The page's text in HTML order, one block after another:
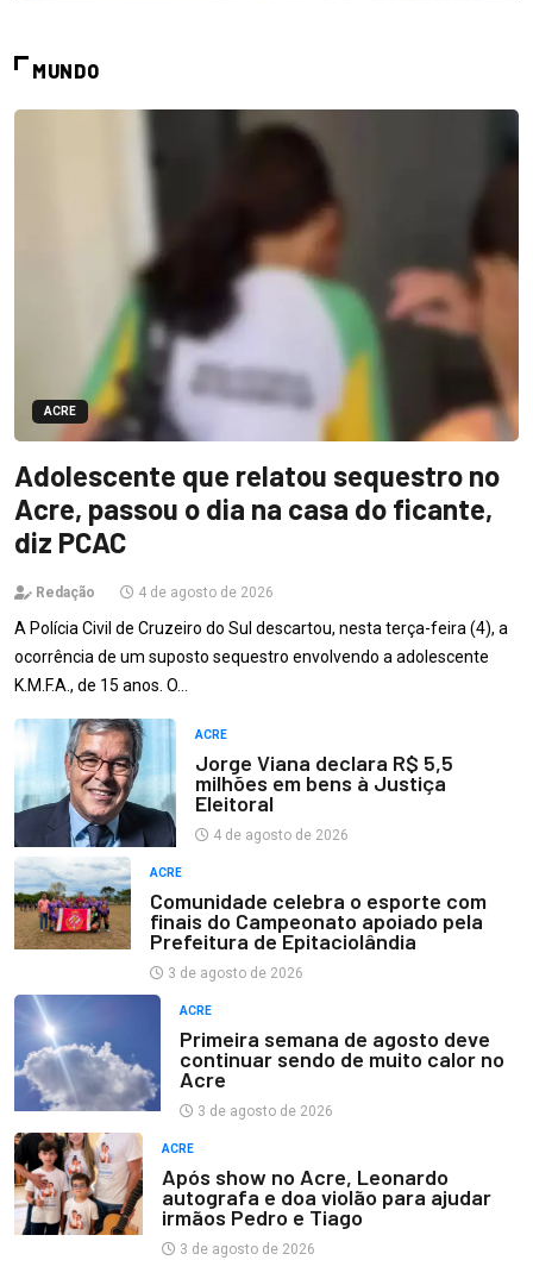
MUNDO
ACRE
Adolescente que relatou sequestro no
Acre, passou o dia na casa do ficante,
diz PCAC
Redação 4 de agosto de 2026
A Polícia Civil de Cruzeiro do Sul descartou, nesta terça-feira (4), a
ocorrência de um suposto sequestro envolvendo a adolescente
K.M.F.A., de 15 anos. O…
ACRE
Jorge Viana declara R$ 5,5
milhões em bens à Justiça
Eleitoral
4 de agosto de 2026
ACRE
Comunidade celebra o esporte com
finais do Campeonato apoiado pela
Prefeitura de Epitaciolândia
3 de agosto de 2026
ACRE
Primeira semana de agosto deve
continuar sendo de muito calor no
Acre
3 de agosto de 2026
ACRE
Após show no Acre, Leonardo
autografa e doa violão para ajudar
irmãos Pedro e Tiago
3 de agosto de 2026